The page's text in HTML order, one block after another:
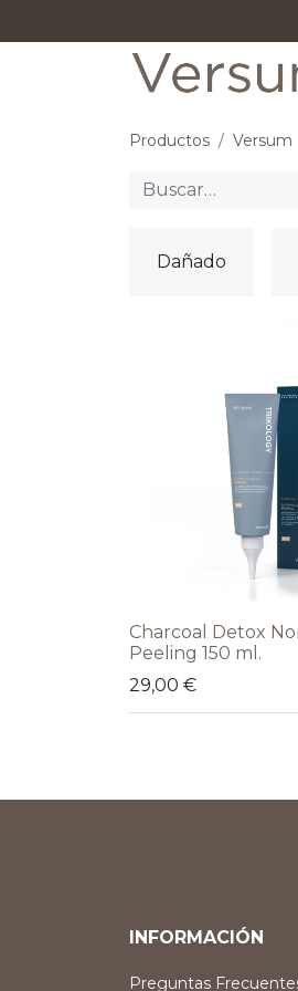
Productos Versum
Dañado
Charcoal Detox
Peeling 150 ml.
29,00 €
INFORMACIÓN
Preguntas